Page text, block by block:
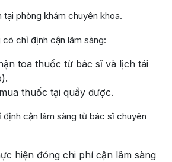
tại phòng khám chuyên khoa.
chỉ định cận lâm sàng:
toa thuốc từ bác sĩ và lịch tái
thuốc tại quầy dược.
cận lâm sàng từ bác sĩ chuyên
hiện đóng chi phí cận lâm sàng